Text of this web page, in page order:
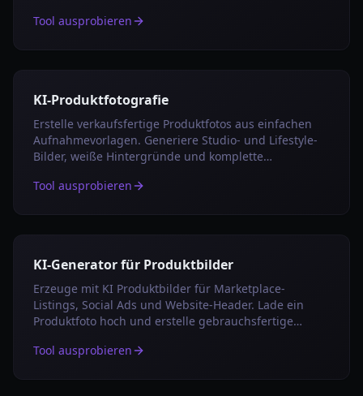
Tool ausprobieren
KI-Produktfotografie
Erstelle verkaufsfertige Produktfotos aus einfachen
Aufnahmevorlagen. Generiere Studio- und Lifestyle-
Bilder, weiße Hintergründe und komplette
Tool ausprobieren
KI-Generator für Produktbilder
Erzeuge mit KI Produktbilder für Marketplace-
Listings, Social Ads und Website-Header. Lade ein
Produktfoto hoch und erstelle gebrauchsfertige
Tool ausprobieren